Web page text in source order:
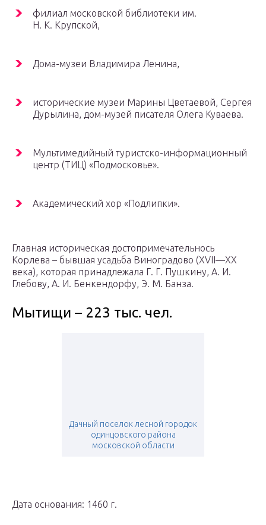
филиал московской библиотеки им.
Н. К. Крупской,
Дома-музеи Владимира Ленина,
исторические музеи Марины Цветаевой, Сергея
Дурылина, дом-музей писателя Олега Куваева.
Мультимедийный туристско-информационный
центр (ТИЦ) «Подмосковье».
Академический хор «Подлипки».
Главная историческая достопримечательнось
Корлева – бывшая усадьба Виноградово (XVII—XX
века), которая принадлежала Г. Г. Пушкину, А. И.
Глебову, А. И. Бенкендорфу, Э. М. Банза.
Мытищи – 223 тыс. чел.
Дачный поселок лесной городок
одинцовского района
московской области
Дата основания: 1460 г.